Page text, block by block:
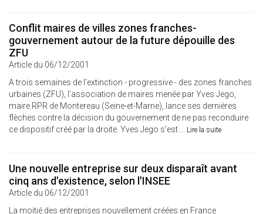
Conflit maires de villes zones franches-
gouvernement autour de la future dépouille des
ZFU
Article du 06/12/2001
A trois semaines de l'extinction - progressive - des zones franches
urbaines (ZFU), l'association de maires menée par Yves Jego,
maire RPR de Montereau (Seine-et-Marne), lance ses dernières
flèches contre la décision du gouvernement de ne pas reconduire
ce dispositif créé par la droite. Yves Jego s'est ... Lire la suite
Une nouvelle entreprise sur deux disparaît avant
cinq ans d'existence, selon l'INSEE
Article du 06/12/2001
La moitié des entreprises nouvellement créées en France